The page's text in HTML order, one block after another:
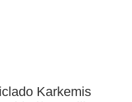
Karkemis